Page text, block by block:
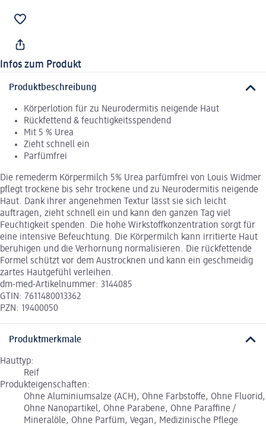
Infos zum Produkt
Produktbeschreibung
Körperlotion für zu Neurodermitis neigende Haut
Rückfettend & feuchtigkeitsspendend
Mit 5 % Urea
Zieht schnell ein
Parfümfrei
Die remederm Körpermilch 5% Urea parfümfrei von Louis Widmer
pflegt trockene bis sehr trockene und zu Neurodermitis neigende
Haut. Dank ihrer angenehmen Textur lässt sie sich leicht
auftragen, zieht schnell ein und kann den ganzen Tag viel
Feuchtigkeit spenden. Die hohe Wirkstoffkonzentration sorgt für
eine intensive Befeuchtung. Die Körpermilch kann irritierte Haut
beruhigen und die Verhornung normalisieren. Die rückfettende
Formel schützt vor dem Austrocknen und kann ein geschmeidig
zartes Hautgefühl verleihen.
dm-med-Artikelnummer: 3144085
GTIN: 7611480013362
PZN: 19400050
Produktmerkmale
Hauttyp:
Reif
Produkteigenschaften:
Ohne Aluminiumsalze (ACH), Ohne Farbstoffe, Ohne Fluorid,
Ohne Nanopartikel, Ohne Parabene, Ohne Paraffine /
Mineralöle, Ohne Parfüm, Vegan, Medizinische Pflege